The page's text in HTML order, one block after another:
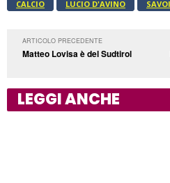
CALCIO LUCIO D'AVINO
ARTICOLO PRECEDENTE
Matteo Lovisa è del Sudtirol
LEGGI ANCHE